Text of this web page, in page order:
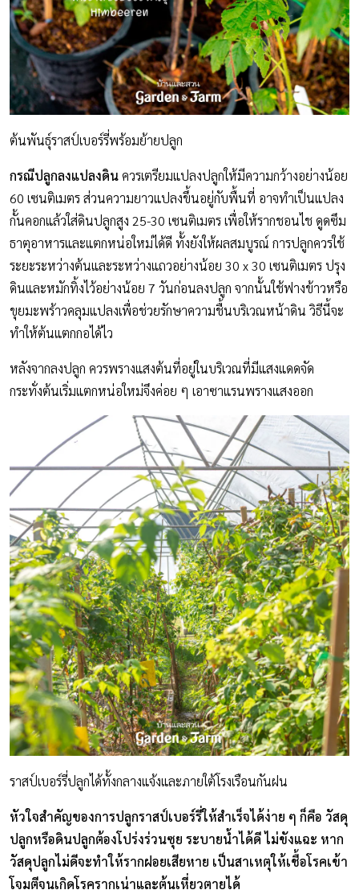
ต้นพันธุ์ราสป์เบอร์รี่พร้อมย้ายปลูก
กรณีปลูกลงแปลงดินควรเตรียมแปลงปลูกให้มีความกว้างอย่างน้อย
60 เซนติเมตร ส่วนความยาวแปลงขึ้นอยู่กับพื้นที่ อาจทำเป็นแปลง
กั้นคอกแล้วใส่ดินปลูกสูง 25-30 เซนติเมตร เพื่อให้รากชอนไช ดูดซึม
ธาตุอาหารและแตกหน่อใหม่ได้ดี ทั้งยังให้ผลสมบูรณ์ การปลูกควรใช้
ระยะระหว่างต้นและระหว่างแถวอย่างน้อย 30 x 30 เซนติเมตร ปรุง
ดินและหมักทิ้งไว้อย่างน้อย 7 วันก่อนลงปลูก จากนั้นใช้ฟางข้าวหรือ
ขุยมะพร้าวคลุมแปลงเพื่อช่วยรักษาความชื้นบริเวณหน้าดิน วิธีนี้จะ
ทำให้ต้นแตกกอได้ไว
หลังจากลงปลูก ควรพรางแสงต้นที่อยู่ในบริเวณที่มีแสงแดดจัด
กระทั่งต้นเริ่มแตกหน่อใหม่จึงค่อย ๆ เอาซาแรนพรางแสงออก
ราสป์เบอร์รี่ปลูกได้ทั้งกลางแจ้งและภายใต้โรงเรือนกันฝน
หัวใจสำคัญของการปลูกราสป์เบอร์รี่ให้สำเร็จได้ง่าย ๆ ก็คือ วัสดุ
ปลูกหรือดินปลูกต้องโปร่งร่วนซุย ระบายน้ำได้ดี ไม่ขังแฉะ หาก
วัสดุปลูกไม่ดีจะทำให้รากฝอยเสียหาย เป็นสาเหตุให้เชื้อโรคเข้า
โจมตีจนเกิดโรครากเน่าและต้นเหี่ยวตายได้